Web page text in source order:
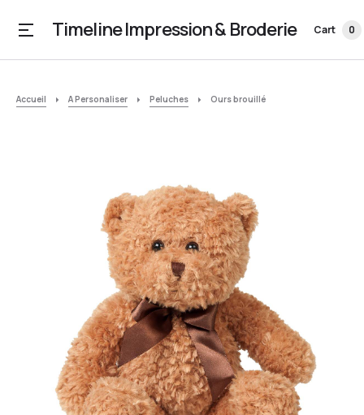
Timeline Impression & Broderie Cart 0
Accueil A Personaliser Peluches Ours brouillé